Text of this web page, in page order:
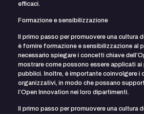
efficaci.
Formazione e sensibilizzazione
Il primo passo per promuovere una cultura
è fornire formazione e sensibilizzazione al
necessario spiegare i concetti chiave
mostrare come possono essere applicati ai
pubblici. Inoltre, è importante coinvolgere i
organizzativi, in modo che possano
l’Open Innovation nei loro dipartimenti.
Il primo passo per promuovere una cultura